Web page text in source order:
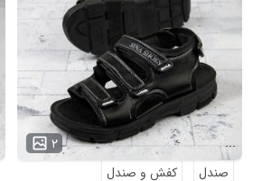
۲
...
صندل
کفش و صندل